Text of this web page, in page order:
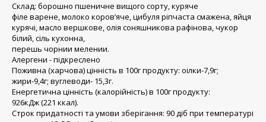
Склад: борошно пшеничне вищого сорту, куряче
філе варене, молоко коровʼяче, цибуля ріпчаста смажена, яйця
курячі, масло вершкове, олія соняшникова рафінова, чукор
білий, сіль кухонна,
перешь чорнии мелении.
Алергени - підкреслено
Поживна (харчова) цінність в 100г продукту: оілки-7,9г;
жири-9,4г; вуглеводи- 15,3г.
Енергетична цінність (калорійність) в 100г продукту:
926кДж (221 ккал).
Строк придатності та умови зберігання: 90 діб при температурі